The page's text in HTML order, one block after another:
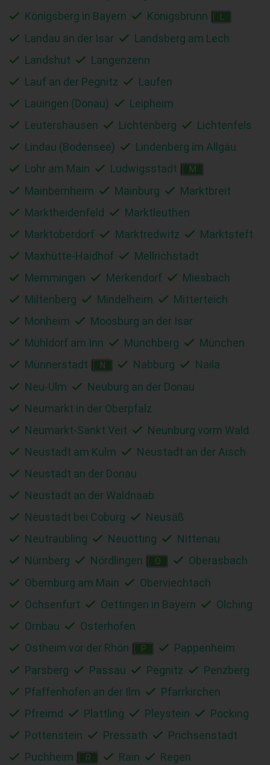
Königsberg in Bayern
Königsbrunn
Landau an der Isar
Landsberg am Lech
Landshut
Langenzenn
Lauf an der Pegnitz
Laufen
Lauingen (Donau)
Leipheim
Leutershausen
Lichtenberg
Lichtenfels
Lindau (Bodensee)
Lindenberg im Allgäu
Lohr am Main
Ludwigsstadt M
Mainbernheim Mainburg
Marktbreit
Marktheidenfeld
Marktleuthen
Marktoberdorf
Marktredwitz
Marktsteft
Maxhütte-Haidhof
Mellrichstadt
Memmingen
Merkendorf
Miesbach
Miltenberg
Mindelheim
Mitterteich
Monheim
Moosburg an der Isar
Mühldorf am Inn
Münchberg
München
Münnerstadt
N Nabburg
Naila
Neu-Ulm
Neuburg an der Donau
Neumarkt in der Oberpfalz
Neumarkt-Sankt Veit
Neunburg vorm Wald
Neustadt am Kulm
Neustadt an der Aisch
Neustadt an der Donau
Neustadt an der Waldnaab
Neustadt bei Coburg
Neusäß
Neutraubling
Neuötting
Nittenau
Nürnberg
Nördlingen O
Oberasbach
Obernburg am Main
Oberviechtach
Ochsenfurt
Oettingen in Bayern
Olching
Ornbau
Osterhofen
Ostheim vor der Rhön
P
Pappenheim
Parsberg
Passau Pegnitz
Penzberg
Pfaffenhofen an der Ilm
Pfarrkirchen
Pfreimd
Plattling Pleystein
Pocking
Pottenstein
Pressath
Prichsenstadt
Puchheim
R Rain
Regen